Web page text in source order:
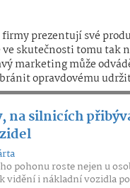
prezentují své
skutečnosti tomu tak
marketing může
opravdovému
na silnicích
pohonu roste nejen u
vidění i nákladní vozidla